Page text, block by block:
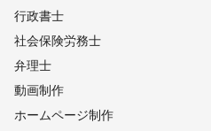
行政書士
社会保険労務士
弁理士
動画制作
ホームページ制作